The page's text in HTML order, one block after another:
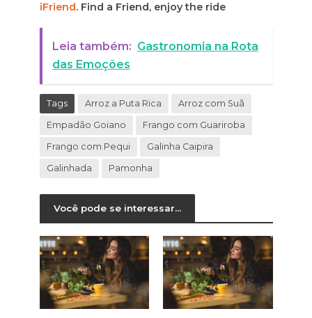
iFriend. Find a Friend, enjoy the ride
Leia também: Gastronomia na Rota
das Emoções
Tags Arroz a Puta Rica Arroz com Suã
Empadão Goiano Frango com Guariroba
Frango com Pequi Galinha Caipira
Galinhada Pamonha
Você pode se interessar...